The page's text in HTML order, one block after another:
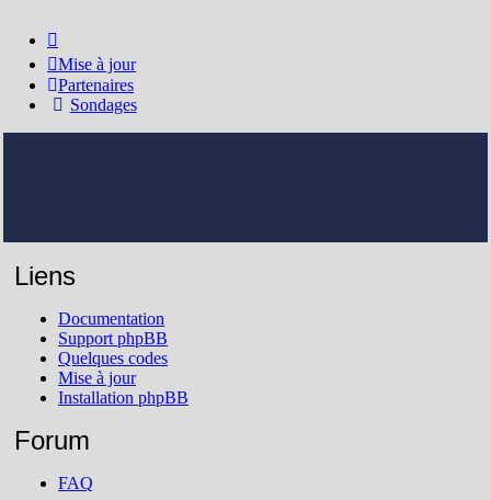
Mise à jour
Partenaires
Sondages
Liens
Documentation
Support phpBB
Quelques codes
Mise à jour
Installation phpBB
Forum
FAQ